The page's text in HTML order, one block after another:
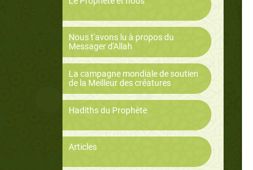
Nous t'avons lu à propos du
Messager d'Allah
La campagne mondiale de soutien
de la Meilleur des créatures
Hadiths du Prophète
Articles